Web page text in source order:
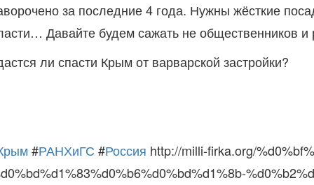
за последние 4 года. Нужны жёсткие
Давайте будем сажать не общественников
ли спасти Крым от варварской застройки?
#РАНХиГС #Россия http://milli-firka.org/